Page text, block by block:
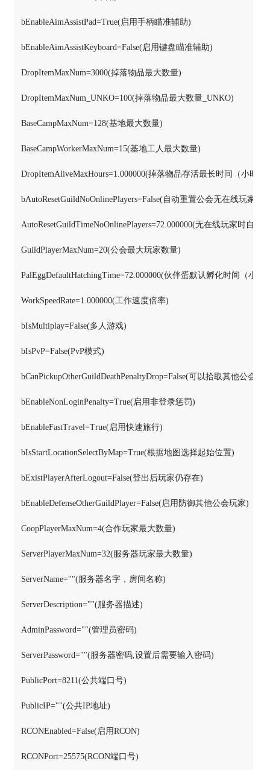
bEnableAimAssistPad=True(启用手柄瞄准辅助)
bEnableAimAssistKeyboard=False(启用键盘瞄准辅助)
DropItemMaxNum=3000(掉落物品最大数量)
DropItemMaxNum_UNKO=100(掉落物品最大数量_UNKO)
BaseCampMaxNum=128(基地最大数量)
BaseCampWorkerMaxNum=15(基地工人最大数量)
DropItemAliveMaxHours=1.000000(掉落物品存活最长时间（小时）
bAutoResetGuildNoOnlinePlayers=False(自动重置公会无在线玩家)
AutoResetGuildTimeNoOnlinePlayers=72.000000(无在线玩家时自动
GuildPlayerMaxNum=20(公会最大玩家数量)
PalEggDefaultHatchingTime=72.000000(伙伴蛋默认孵化时间（小时
WorkSpeedRate=1.000000(工作速度倍率)
bIsMultiplay=False(多人游戏)
bIsPvP=False(PvP模式)
bCanPickupOtherGuildDeathPenaltyDrop=False(可以拾取其他公会死
bEnableNonLoginPenalty=True(启用非登录惩罚)
bEnableFastTravel=True(启用快速旅行)
bIsStartLocationSelectByMap=True(根据地图选择起始位置)
bExistPlayerAfterLogout=False(登出后玩家仍存在)
bEnableDefenseOtherGuildPlayer=False(启用防御其他公会玩家)
CoopPlayerMaxNum=4(合作玩家最大数量)
ServerPlayerMaxNum=32(服务器玩家最大数量)
ServerName=""(服务器名字，房间名称)
ServerDescription=""(服务器描述)
AdminPassword=""(管理员密码)
ServerPassword=""(服务器密码,设置后需要输入密码)
PublicPort=8211(公共端口号)
PublicIP=""(公共IP地址)
RCONEnabled=False(启用RCON)
RCONPort=25575(RCON端口号)